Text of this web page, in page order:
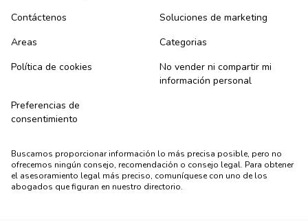
Contáctenos
Soluciones de marketing
Areas
Categorias
Política de cookies
No vender ni compartir mi
información personal
Preferencias de
consentimiento
Buscamos proporcionar información lo más precisa posible, pero no
ofrecemos ningún consejo, recomendación o consejo legal. Para obtener
el asesoramiento legal más preciso, comuníquese con uno de los
abogados que figuran en nuestro directorio.